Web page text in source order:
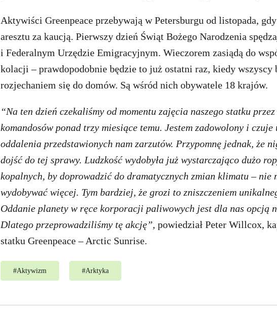
Aktywiści Greenpeace przebywają w Petersburgu od listopada,
aresztu za kaucją. Pierwszy dzień Świąt Bożego Narodzenia
i Federalnym Urzędzie Emigracyjnym. Wieczorem zasiądą do
kolacji – prawdopodobnie będzie to już ostatni raz, kiedy wszyscy
rozjechaniem się do domów. Są wśród nich obywatele 18 krajów.
“Na ten dzień czekaliśmy od momentu zajęcia naszego statku
komandosów ponad trzy miesiące temu. Jestem zadowolony i czuje
oddalenia przedstawionych nam zarzutów. Przypomnę jednak, że
dojść do tej sprawy. Ludzkość wydobyła już wystarczająco dużo
kopalnych, by doprowadzić do dramatycznych zmian klimatu – nie
wydobywać więcej. Tym bardziej, że grozi to zniszczeniem
Oddanie planety w ręce korporacji paliwowych jest dla nas opcją
Dlatego przeprowadziliśmy tę akcję”, powiedział Peter Willcox,
statku Greenpeace – Arctic Sunrise.
#Aktywizm #Arktyka